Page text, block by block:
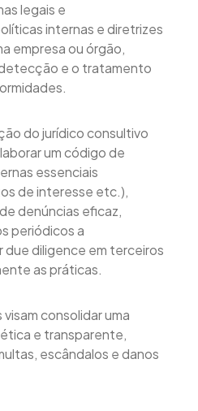
legais e
internas e diretrizes
empresa ou órgão,
e o tratamento
do jurídico consultivo
um código de
essenciais
de interesse etc.),
denúncias eficaz,
periódicos a
due diligence em terceiros
as práticas.
consolidar uma
e transparente,
escândalos e danos